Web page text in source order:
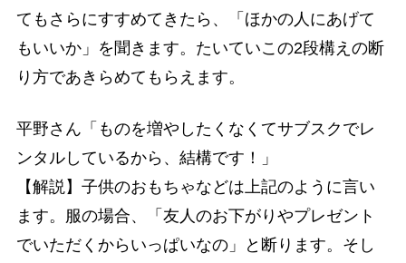
てもさらにすすめてきたら、「ほかの人にあげて
もいいか」を聞きます。たいていこの2段構えの断
り方であきらめてもらえます。
平野さん「ものを増やしたくなくてサブスクでレ
ンタルしているから、結構です！」
【解説】子供のおもちゃなどは上記のように言い
ます。服の場合、「友人のお下がりやプレゼント
でいただくからいっぱいなの」と断ります。そし